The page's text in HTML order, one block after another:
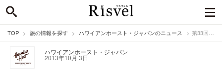
TOP 旅の情報を探す ハワイアンホースト・ジャパンのニュース 第33回 『秋の行楽シーズン到来★レジャーシート＆チョコレート2種類セット 』3名様プレゼント
ハワイアンホースト・ジャパン
2013年10月 3日